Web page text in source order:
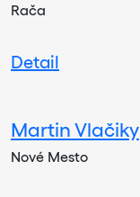
Rača
Detail
Martin Vlačiky
Nové Mesto